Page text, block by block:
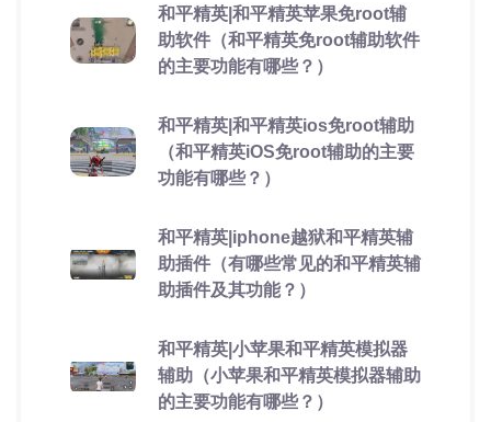
和平精英|和平精英苹果免root辅
助软件（和平精英免root辅助软件
的主要功能有哪些？）
和平精英|和平精英ios免root辅助
（和平精英iOS免root辅助的主要
功能有哪些？）
和平精英|iphone越狱和平精英辅
助插件（有哪些常见的和平精英辅
助插件及其功能？）
和平精英|小苹果和平精英模拟器
辅助（小苹果和平精英模拟器辅助
的主要功能有哪些？）